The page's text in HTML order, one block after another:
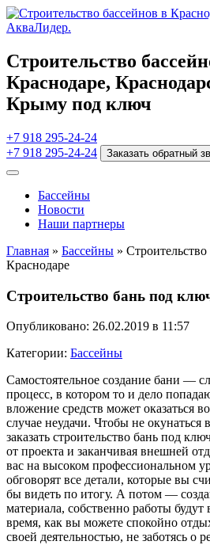
Строительство
Краснодаре,
Крыму под ключ
+7 918 295-24-24
+7 918 295-24-24
Заказать обратный
Бассейны
Новости
Наши партнеры
Главная » Бассейны »
Краснодаре
Строительство бань под
Опубликовано: 26.02.2019 в 11:57
Категории: Бассейны
Самостоятельное создание бани —
процесс, в котором то и дело
вложение средств может оказаться
случае неудачи. Чтобы не
заказать строительство бань под
от проекта и заканчивая внешней
вас на высоком профессиональном
обговорят все детали, которые вы
бы видеть по итогу. А потом —
материала, собственно работы будут
время, как вы можете спокойно
своей деятельностью, не заботясь о